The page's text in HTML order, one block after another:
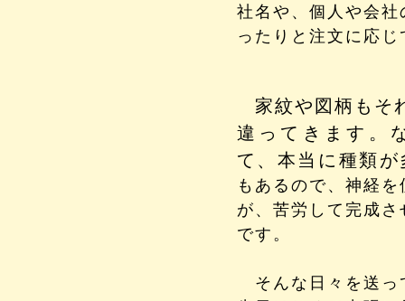
社名や、個人や会
ったりと注文に応
家紋や図柄もそ
違ってきます。
て、本当に種類
もあるので、神経
が、苦労して完成
です。
そんな日々を送っ